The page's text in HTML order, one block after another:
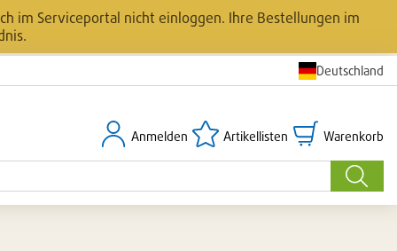
im Serviceportal nicht einloggen. Ihre Bestellungen im
Deutschland
Suche
Anmelden
Anmelden Artikellisten
Artikellisten Warenkorb
Warenkorb